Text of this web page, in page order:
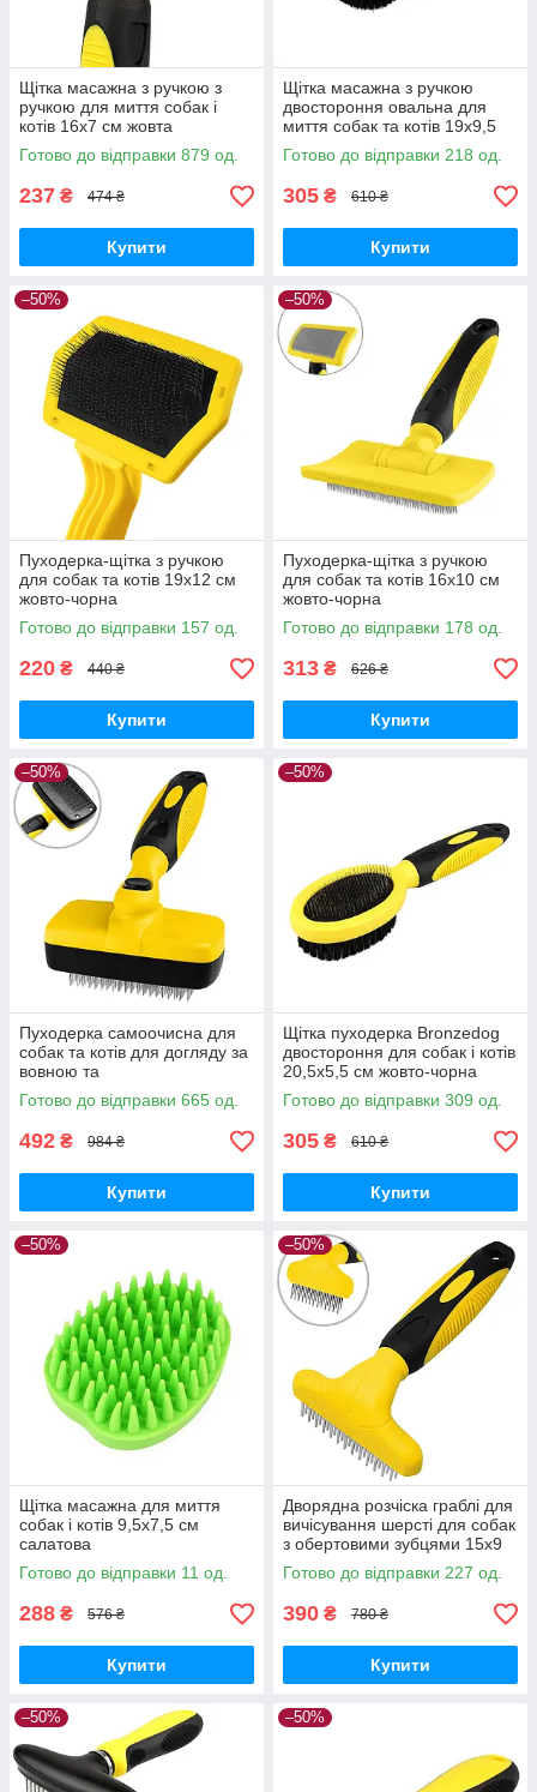
Щітка масажна з ручкою з
ручкою для миття собак і
котів 16x7 см жовта
Готово до відправки 879 од.
237 ₴ 474 ₴
Купити
Щітка масажна з ручкою
двостороння овальна для
миття собак та котів 19х9,5
см
Готово до відправки 218 од.
305 ₴ 610 ₴
Купити
–50%
Пуходерка-щітка з ручкою
для собак та котів 19х12 см
жовто-чорна
Готово до відправки 157 од.
220 ₴ 440 ₴
Купити
–50%
Пуходерка-щітка з ручкою
для собак та котів 16х10 см
жовто-чорна
Готово до відправки 178 од.
313 ₴ 626 ₴
Купити
–50%
Пуходерка самоочисна для
собак та котів для догляду за
вовною та
підшерстком 18х10 см жовто-
чорна
Готово до відправки 665 од.
492 ₴ 984 ₴
Купити
–50%
Щітка пуходерка Bronzedog
двостороння для собак і котів
20,5х5,5 см жовто-чорна
Готово до відправки 309 од.
305 ₴ 610 ₴
Купити
–50%
Щітка масажна для миття
собак і котів 9,5x7,5 см
салатова
Готово до відправки 11 од.
288 ₴ 576 ₴
Купити
–50%
Дворядна розчіска граблі для
вичісування шерсті для собак
з обертовими зубцями 15х9
см жовта
Готово до відправки 227 од.
390 ₴ 780 ₴
Купити
–50% –50%